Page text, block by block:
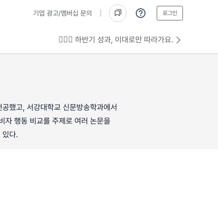
기업 광고/멤버십 문의 로그인
💁🏻‍♂️ 하반기 성과, 이대로만 따라가요.
고, 서강대학교 신문방송학과에서
자 행동 비교를 주제로 여러 논문을
있다.